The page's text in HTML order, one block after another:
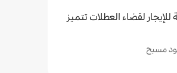
لقضاء العطلات تتميز